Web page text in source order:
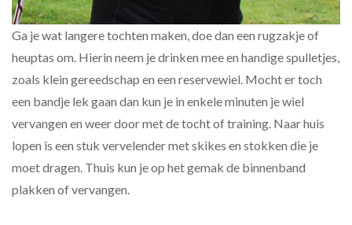
Ga je wat langere tochten maken, doe dan een rugzakje of
heuptas om. Hierin neem je drinken mee en handige spulletjes,
zoals klein gereedschap en een reservewiel. Mocht er toch
een bandje lek gaan dan kun je in enkele minuten je wiel
vervangen en weer door met de tocht of training. Naar huis
lopen is een stuk vervelender met skikes en stokken die je
moet dragen. Thuis kun je op het gemak de binnenband
plakken of vervangen.